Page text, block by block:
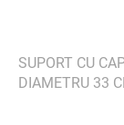
SUPORT CU
DIAMETRU 33